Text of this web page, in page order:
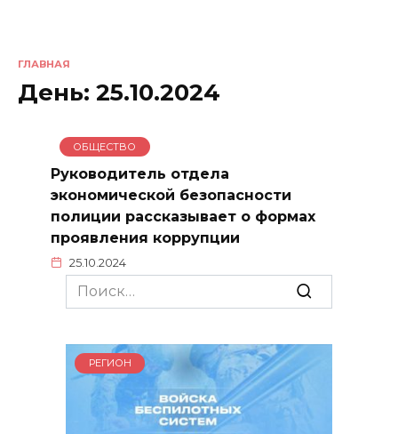
ГЛАВНАЯ
День: 25.10.2024
ОБЩЕСТВО
Руководитель отдела
экономической безопасности
полиции рассказывает о формах
проявления коррупции
25.10.2024
Search
for:
РЕГИОН